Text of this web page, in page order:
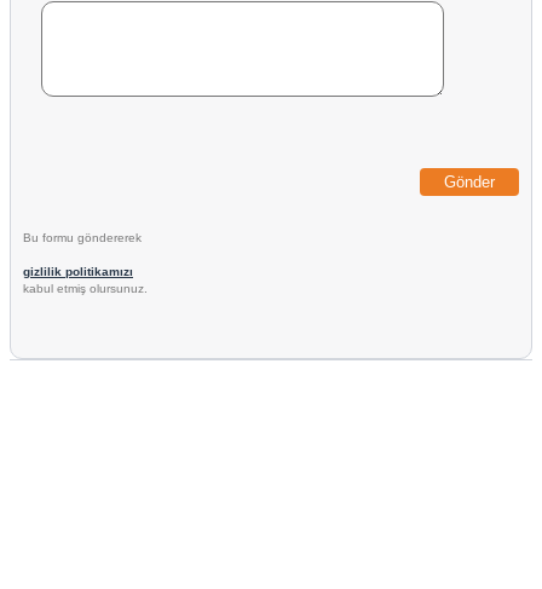
Bu formu göndererek
gizlilik politikamızı
kabul etmiş olursunuz.